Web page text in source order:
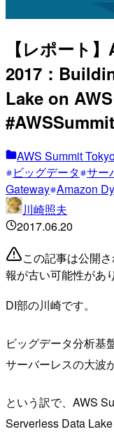
【レポート
2017：
Lake on
#AWSSummit
AWS Summit
ビッグデータ サー
Gateway Amazon
川崎照夫
2017.06.20
この記事は公開
報が古い可能性があ
DI部の川崎です。
ビッグデータ分析基
サーバーレスの大波
という訳で、AWS
Serverless Data